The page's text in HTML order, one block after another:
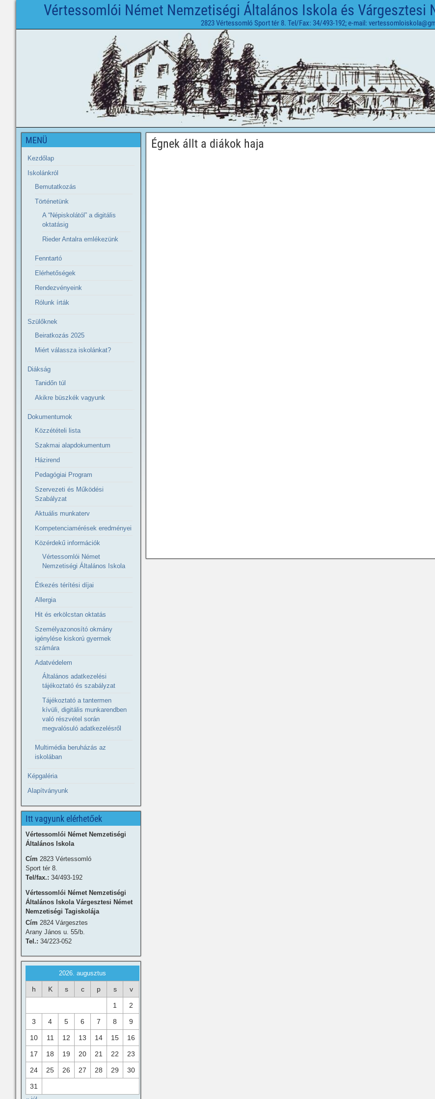
Vértessomlói Német Nemzetiségi Általános Iskola és Várgesztesi
2823 Vértessomló Sport tér 8. Tel/Fax: 34/493-192; e-mail:
Égnek állt a diákok haja
MENÜ
Kezdőlap
Iskolánkról
Bemutatkozás
Történetünk
A “Népiskolától” a digitális
oktatásig
Rieder Antalra emlékezünk
Fenntartó
Elérhetőségek
Rendezvényeink
Rólunk írták
Szülőknek
Beiratkozás 2025
Miért válassza iskolánkat?
Diákság
Tanidőn túl
Akikre büszkék vagyunk
Dokumentumok
Közzétételi lista
Szakmai alapdokumentum
Házirend
Pedagógiai Program
Szervezeti és Működési
Szabályzat
Aktuális munkaterv
Kompetenciamérések eredményei
Közérdekű információk
Vértessomlói Német
Nemzetiségi Általános Iskola
Étkezés térítési díjai
Allergia
Hit és erkölcstan oktatás
Személyazonosító okmány
igénylése kiskorú gyermek
számára
Adatvédelem
Általános adatkezelési
tájékoztató és szabályzat
Tájékoztató a tantermen
kívüli, digitális munkarendben
való részvétel során
megvalósuló adatkezelésről
Multimédia beruházás az
iskolában
Képgaléria
Alapítványunk
Itt vagyunk elérhetőek
Vértessomlói Német Nemzetiségi
Általános Iskola
Cím 2823 Vértessomló
Sport tér 8.
Tel/fax.: 34/493-192
Vértessomlói Német Nemzetiségi
Általános Iskola Várgesztesi Német
Nemzetiségi Tagiskolája
Cím 2824 Várgesztes
Arany János u. 55/b.
Tel.: 34/223-052
2026. augusztus
h K s c p s v
1 2
3 4 5 6 7 8 9
10 11 12 13 14 15 16
17 18 19 20 21 22 23
24 25 26 27 28 29 30
31